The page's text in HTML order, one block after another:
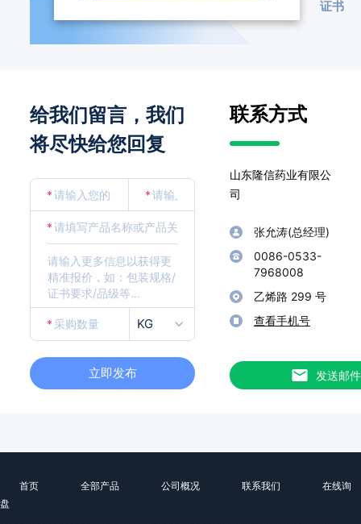
证书
给我们留言，我们
将尽快给您回复
* *
*
* KG
立即发布
联系方式
山东隆信药业有限公
司
张允涛(总经理)
0086-0533-
7968008
乙烯路 299 号
查看手机号
发送邮件
首页 全部产品 公司概况 联系我们
在线询
盘